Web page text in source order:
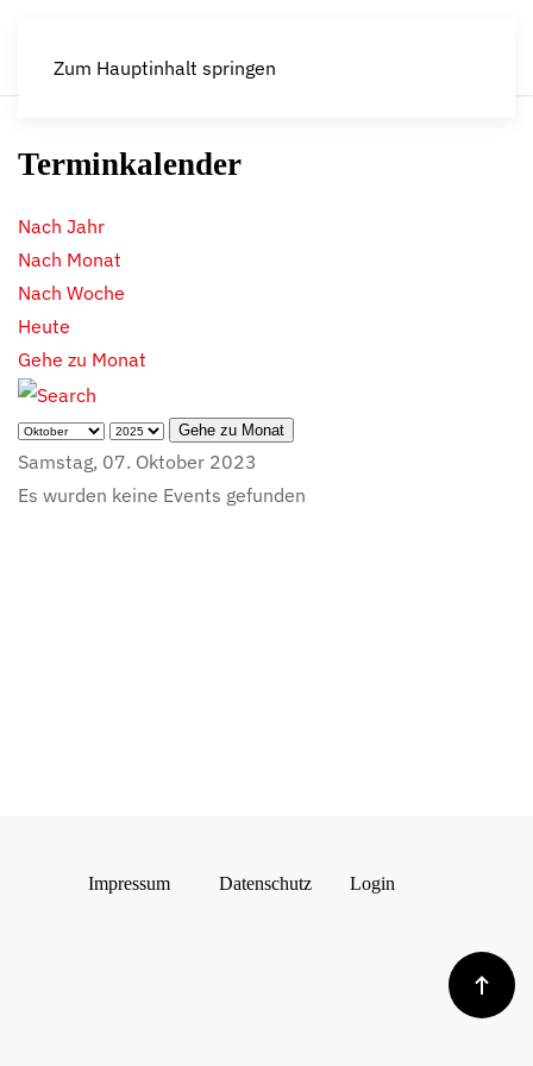
Zum Hauptinhalt springen
Terminkalender
Nach Jahr
Nach Monat
Nach Woche
Heute
Gehe zu Monat
Gehe zu Monat
Samstag, 07. Oktober 2023
Es wurden keine Events gefunden
Impressum Datenschutz Login